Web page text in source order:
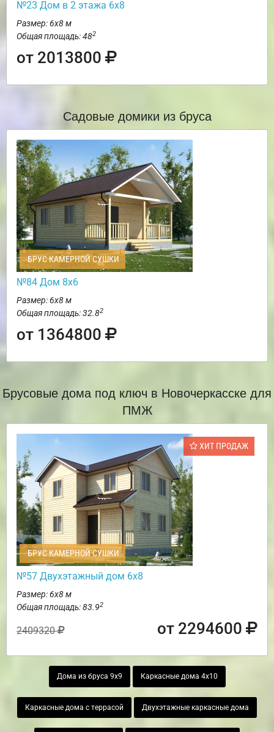
№23 Дом в 2 этажа 6х8
Размер: 6х8 м
Общая площадь: 482
от 2013800
Садовые домики из бруса
БРУС КАМЕРНОЙ СУШКИ
№84 Дом 8х6
Размер: 6х8 м
Общая площадь: 32.82
от 1364800
Брусовые дома под ключ в Новочеркасске для
ПМЖ
ХИТ ПРОДАЖ
БРУС КАМЕРНОЙ СУШКИ
№57 Двухэтажный дом 6х8
Размер: 6х8 м
Общая площадь: 83.92
2409320 от 2294600
Дома из бруса 9х9 Каркасные дома 4х10
Каркасные дома с террасой Двухэтажные каркасные дома